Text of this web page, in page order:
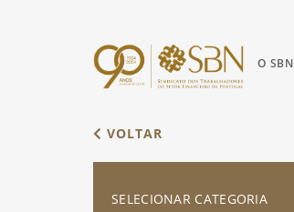
O SBN
VOLTAR
SELECIONAR CATEGORIA